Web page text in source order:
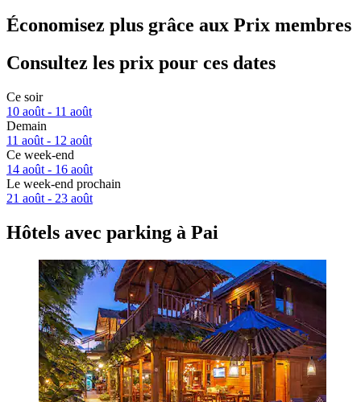
Économisez plus grâce aux Prix membres
Consultez les prix pour ces dates
Ce soir
10 août - 11 août
Demain
11 août - 12 août
Ce week-end
14 août - 16 août
Le week-end prochain
21 août - 23 août
Hôtels avec parking à Pai